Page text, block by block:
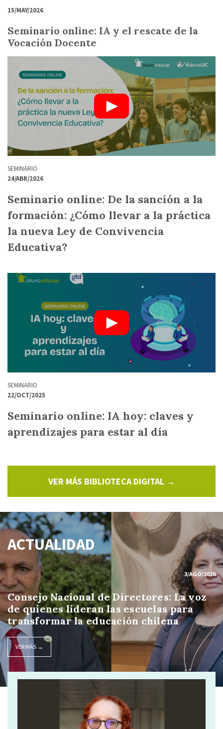
15/MAY/2026
Seminario online: IA y el rescate de la
Vocación Docente
SEMINARIO
24/ABR/2026
Seminario online: De la sanción a la
formación: ¿Cómo llevar a la práctica
la nueva Ley de Convivencia
Educativa?
SEMINARIO
22/OCT/2025
Seminario online: IA hoy: claves y
aprendizajes para estar al día
VER MÁS BIBLIOTECA DIGITAL →
ACTUALIDAD
3/AGO/2026
Consejo Nacional de Directores: La voz
de quienes lideran las escuelas para
transformar la educación chilena
VER MÁS →